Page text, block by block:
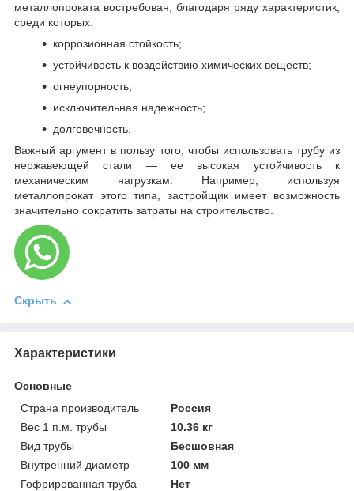
металлопроката востребован, благодаря ряду характеристик,
среди которых:
коррозионная стойкость;
устойчивость к воздействию химических веществ;
огнеупорность;
исключительная надежность;
долговечность.
Важный аргумент в пользу того, чтобы использовать трубу из
нержавеющей стали — ее высокая устойчивость к
механическим нагрузкам. Например, используя
металлопрокат этого типа, застройщик имеет возможность
значительно сократить затраты на строительство.
Скрыть
Характеристики
Основные
Страна производитель
Россия
Вес 1 п.м. трубы
10.36 кг
Вид трубы
Бесшовная
Внутренний диаметр
100 мм
Гофрированная труба
Нет